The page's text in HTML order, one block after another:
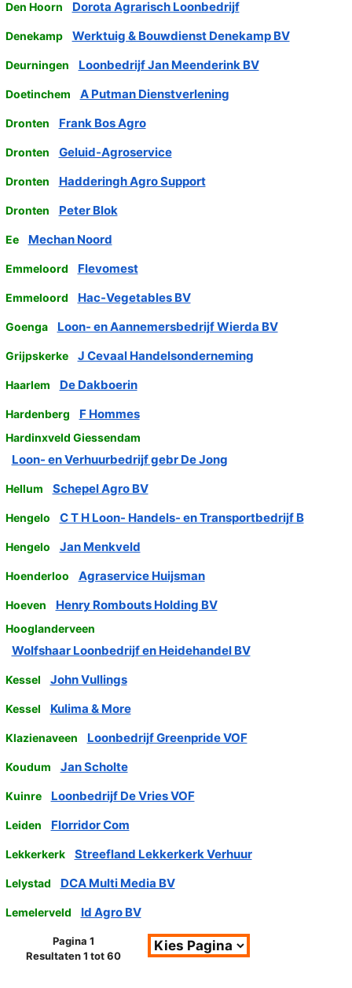
Den Hoorn Dorota Agrarisch Loonbedrijf
Denekamp Werktuig & Bouwdienst Denekamp BV
Deurningen Loonbedrijf Jan Meenderink BV
Doetinchem A Putman Dienstverlening
Dronten Frank Bos Agro
Dronten Geluid-Agroservice
Dronten Hadderingh Agro Support
Dronten Peter Blok
Ee Mechan Noord
Emmeloord Flevomest
Emmeloord Hac-Vegetables BV
Goenga Loon- en Aannemersbedrijf Wierda BV
Grijpskerke J Cevaal Handelsonderneming
Haarlem De Dakboerin
Hardenberg F Hommes
Hardinxveld Giessendam
Loon- en Verhuurbedrijf gebr De Jong
Hellum Schepel Agro BV
Hengelo C T H Loon- Handels- en Transportbedrijf B
Hengelo Jan Menkveld
Hoenderloo Agraservice Huijsman
Hoeven Henry Rombouts Holding BV
Hooglanderveen
Wolfshaar Loonbedrijf en Heidehandel BV
Kessel John Vullings
Kessel Kulima & More
Klazienaveen Loonbedrijf Greenpride VOF
Koudum Jan Scholte
Kuinre Loonbedrijf De Vries VOF
Leiden Florridor Com
Lekkerkerk Streefland Lekkerkerk Verhuur
Lelystad DCA Multi Media BV
Lemelerveld Id Agro BV
Pagina 1
Resultaten 1 tot 60